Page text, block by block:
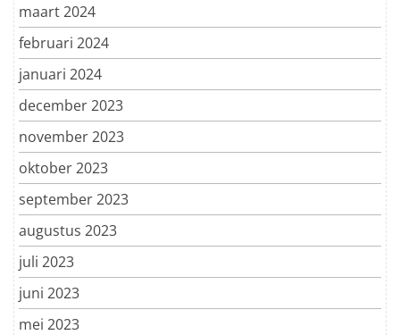
maart 2024
februari 2024
januari 2024
december 2023
november 2023
oktober 2023
september 2023
augustus 2023
juli 2023
juni 2023
mei 2023